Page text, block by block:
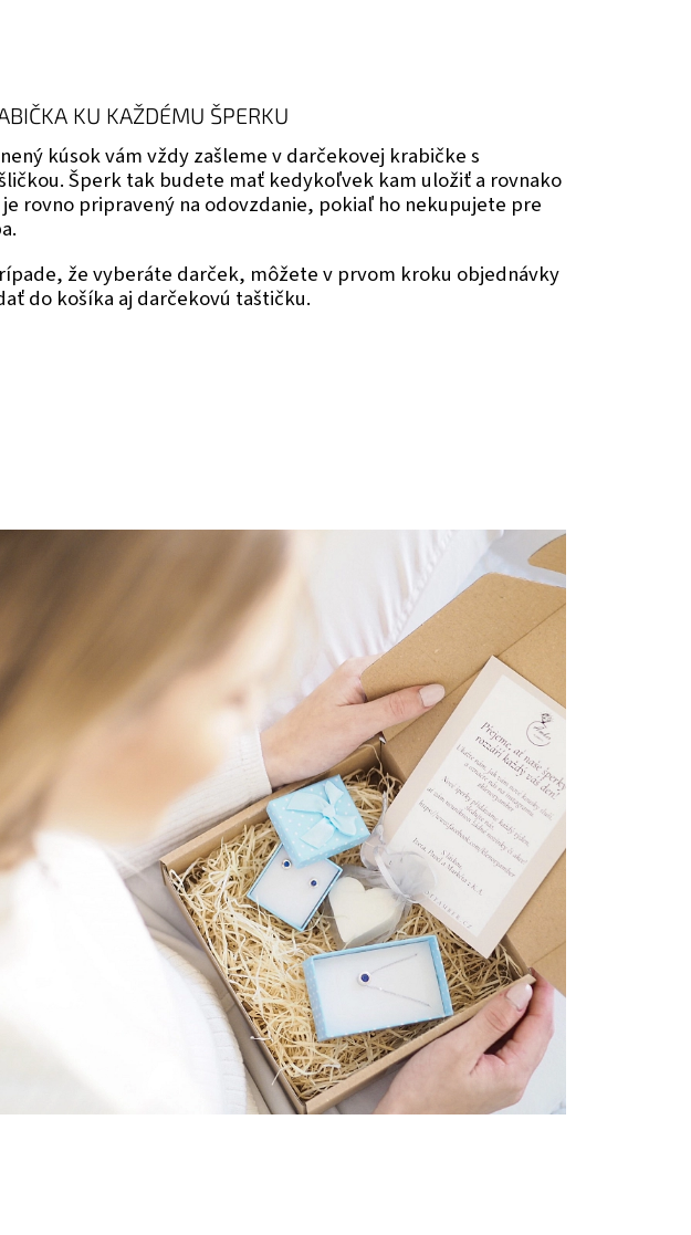
KU KAŽDÉMU ŠPERKU
kúsok vám vždy zašleme v darčekovej krabičke s
Šperk tak budete mať kedykoľvek kam uložiť a rovnako
rovno pripravený na odovzdanie, pokiaľ ho nekupujete pre
že vyberáte darček, môžete v prvom kroku objednávky
do košíka aj darčekovú taštičku.